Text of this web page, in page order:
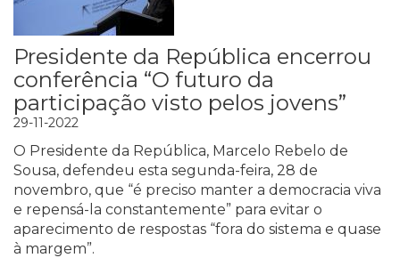
Presidente da República encerrou
conferência “O futuro da
participação visto pelos jovens”
29-11-2022
O Presidente da República, Marcelo Rebelo de
Sousa, defendeu esta segunda-feira, 28 de
novembro, que “é preciso manter a democracia viva
e repensá-la constantemente” para evitar o
aparecimento de respostas “fora do sistema e quase
à margem”.